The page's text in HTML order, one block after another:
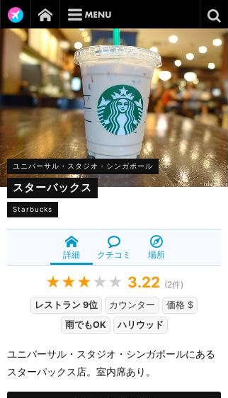
ユニバーサル・スタジオ・シンガポール
スターバックス
Starbucks
詳細 クチコミ 場所
★★★ ★★ 3.22 (2件)
レストラン 9位
カウンター
価格 $
雨でもOK
ハリウッド
ユニバーサル・スタジオ・シンガポールにある
スターパックス店。室内席あり。